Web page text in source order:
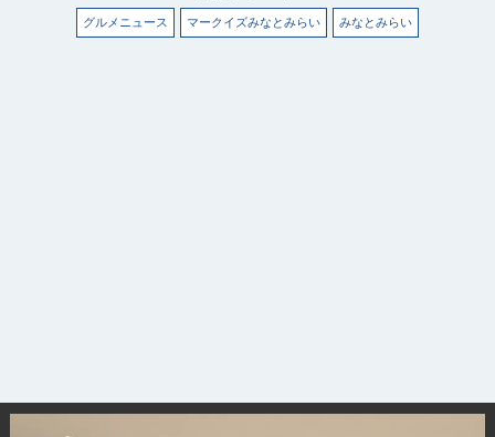
グルメニュース マークイズみなとみらい みなとみらい